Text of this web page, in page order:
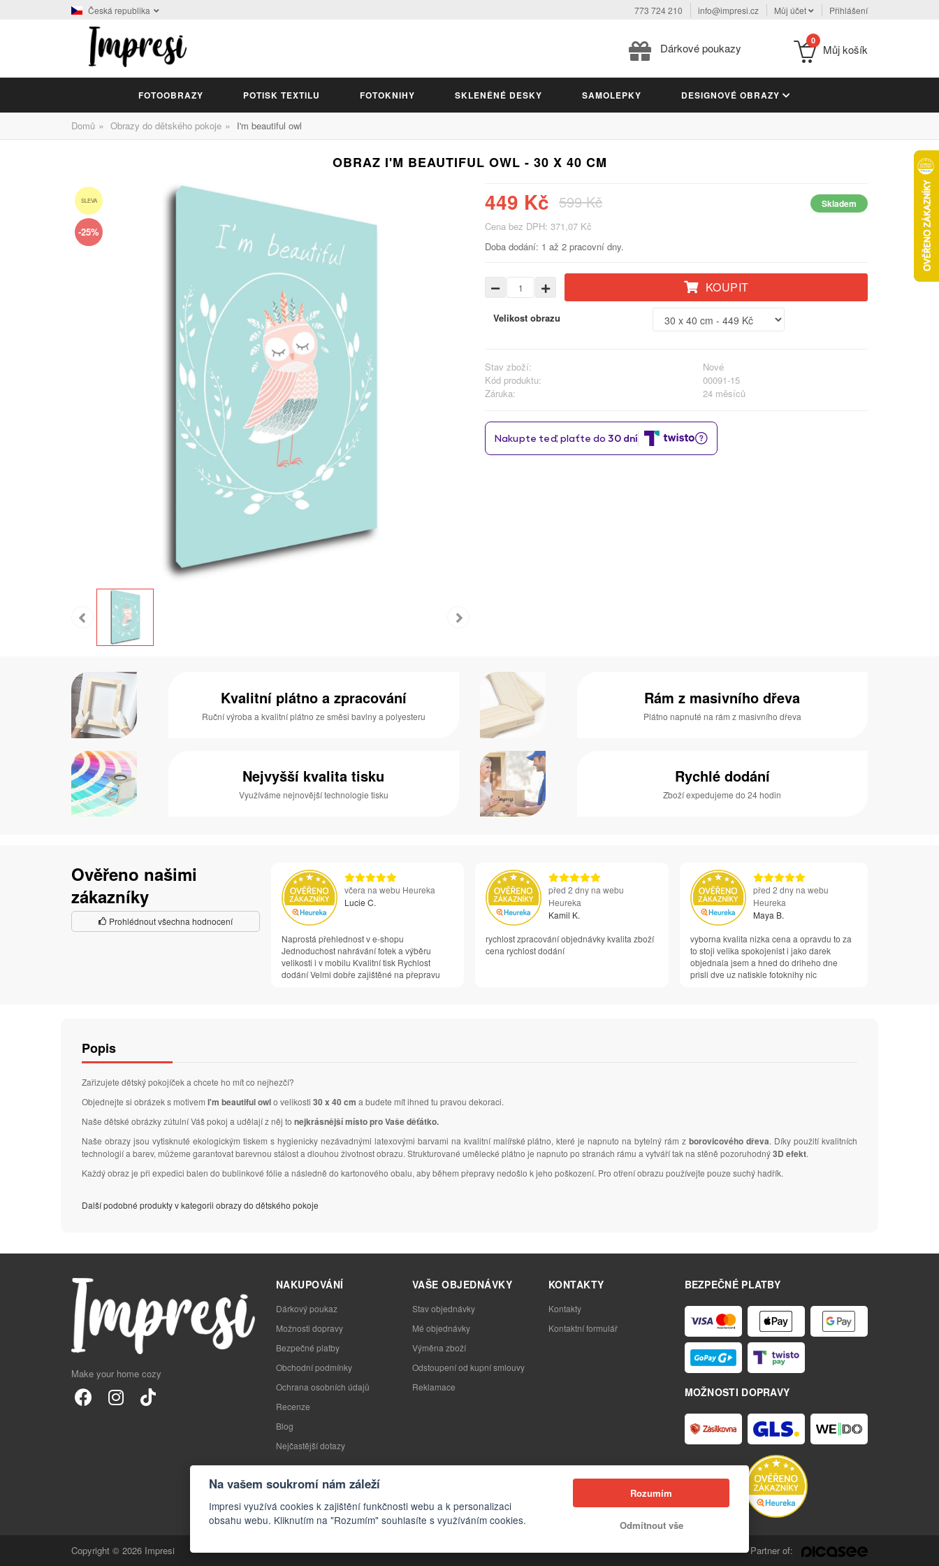
Česká republika 773 724 210 info@impresi.cz Můj účet Přihlášení
Dárkové poukazy
0
Můj košík
FOTOOBRAZY POTISK TEXTILU FOTOKNIHY SKLENĚNÉ DESKY SAMOLEPKY DESIGNOVÉ OBRAZY
Domů » Obrazy do dětského pokoje » I'm beautiful owl
OBRAZ I'M BEAUTIFUL OWL - 30 X 40 CM
SLEVA
-25%
449 Kč 599 Kč Skladem
Cena bez DPH: 371,07 Kč
Doba dodání: 1 až 2 pracovní dny.
KOUPIT
Velikost obrazu
Stav zboží:
Nové
Kód produktu:
00091-15
Záruka:
24 měsíců
Kvalitní plátno a zpracování
Ruční výroba a kvalitní plátno ze směsi bavlny a polyesteru
Rám z masivního dřeva
Plátno napnuté na rám z masivního dřeva
Nejvyšší kvalita tisku
Využíváme nejnovější technologie tisku
Rychlé dodání
Zboží expedujeme do 24 hodin
Ověřeno našimi
zákazníky
Prohlédnout všechna hodnocení
včera na webu Heureka
Lucie C.
Naprostá přehlednost v e-shopu
Jednoduchost nahrávání fotek a výběru
velikosti i v mobilu Kvalitní tisk Rychlost
dodání Velmi dobře zajištěné na přepravu
před 2 dny na webu
Heureka
Kamil K.
rychlost zpracování objednávky kvalita zboží
cena rychlost dodání
před 2 dny na webu
Heureka
Maya B.
vyborna kvalita nizka cena a opravdu to za
to stoji velika spokojenist i jako darek
objednala jsem a hned do driheho dne
prisli dve uz natiskle fotoknihy nic
Popis
Zařizujete dětský pokojíček a chcete ho mít co nejhezčí?
Objednejte si obrázek s motivem I'm beautiful owlo velikosti 30 x 40 cm a budete mít ihned tu pravou dekoraci.
Naše dětské obrázky zútulní Váš pokoj a udělají z něj to nejkrásnější místo pro Vaše děťátko.
Naše obrazy jsou vytisknuté ekologickým tiskem s hygienicky nezávadnými latexovými barvami na kvalitní malířské plátno, které je napnuto na bytelný rám zborovicového dřeva. Díky použití kvalitních
technologií a barev, můžeme garantovat barevnou stálost a dlouhou životnost obrazu. Strukturované umělecké plátno je napnuto po stranách rámu a vytváří tak na stěně pozoruhodný3D efekt.
Každý obraz je při expedici balen do bublinkové fólie a následně do kartonového obalu, aby během přepravy nedošlo k jeho poškození. Pro otření obrazu používejte pouze suchý hadřík.
Další podobné produkty v kategorii obrazy do dětského pokoje
Make your home cozy
BEZPEČNÉ PLATBY
MOŽNOSTI DOPRAVY
NAKUPOVÁNÍ
Dárkový poukaz
Možnosti dopravy
Bezpečné platby
Obchodní podmínky
Ochrana osobních údajů
Recenze
Blog
Nejčastější dotazy
VAŠE OBJEDNÁVKY
Stav objednávky
Mé objednávky
Výměna zboží
Odstoupení od kupní smlouvy
Reklamace
KONTAKTY
Kontakty
Kontaktní formulář
Copyright © 2026 Impresi Partner of:
Na vašem soukromí nám záleží
Impresi využívá cookies k zajištění funkčnosti webu a k personalizaci
obsahu webu. Kliknutím na "Rozumím" souhlasíte s využíváním cookies.
Rozumím
Odmítnout vše